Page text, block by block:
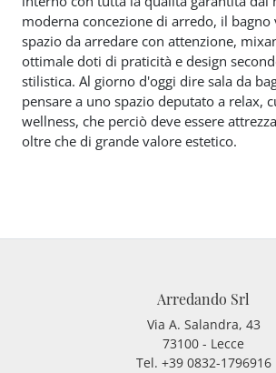
moderna concezione di arredo, il
spazio da arredare con attenzione,
ottimale doti di praticità e design
stilistica. Al giorno d'oggi dire sala da
pensare a uno spazio deputato a relax,
wellness, che perciò deve essere
oltre che di grande valore estetico.
Arredando Srl
Via A. Salandra, 43
73100 - Lecce
Tel. +39 0832-1796916